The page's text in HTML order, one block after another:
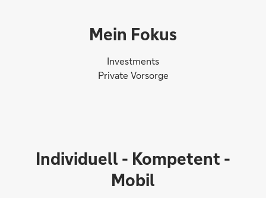
Mein Fokus
Investments
Private Vorsorge
Individuell - Kompetent -
Mobil